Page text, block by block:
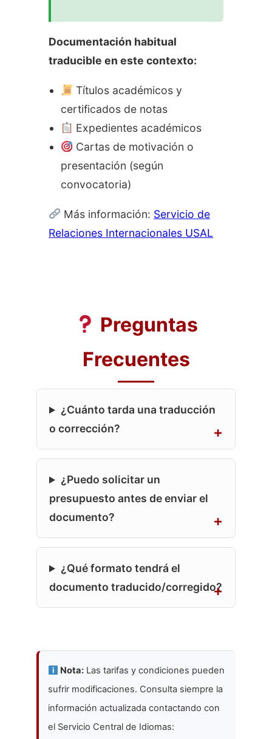
Documentación habitual
traducible en este contexto:
Títulos académicos y
certificados de notas
Expedientes académicos
Cartas de motivación o
presentación (según
convocatoria)
Más información: Servicio de
Relaciones Internacionales USAL
Preguntas
Frecuentes
¿Cuánto tarda una traducción
o corrección?
¿Puedo solicitar un
presupuesto antes de enviar el
documento?
¿Qué formato tendrá el
documento traducido/corregido?
Nota:Las tarifas y condiciones pueden
sufrir modificaciones. Consulta siempre la
información actualizada contactando con
el Servicio Central de Idiomas: